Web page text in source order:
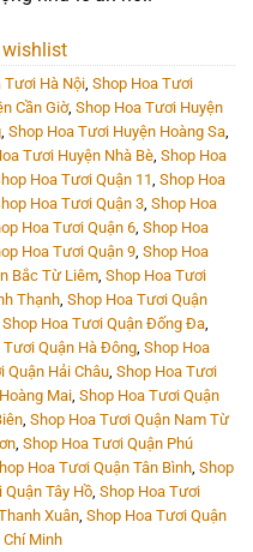
Tươi Hà Nội Shop Hoa Tươi
Cần Giờ, Shop Hoa Tươi Huyện
Shop Hoa Tươi Huyện Hoàng Sa
Tươi Huyện Nhà Bè Shop Hoa
Hoa Tươi Quận 11 Shop Hoa
Hoa Tươi Quận 3 Shop Hoa
Hoa Tươi Quận 6 Shop Hoa
Hoa Tươi Quận 9 Shop Hoa
Bắc Từ Liêm Shop Hoa Tươi
Thạnh Shop Hoa Tươi Quận
Shop Hoa Tươi Quận Đống Đa
Tươi Quận Hà Đông Shop Hoa
Quận Hải Châu Shop Hoa Tươi
Mai Shop Hoa Tươi Quận
Shop Hoa Tươi Quận Nam Từ
Shop Hoa Tươi Quận Phú
Hoa Tươi Quận Tân Bình Shop
Tây Hồ Shop Hoa Tươi
Xuân Shop Hoa Tươi Quận
Minh